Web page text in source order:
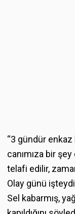
“3 gündür enkaz
canımıza bir
telafi edilir,
Olay günü
Sel kabarmış,